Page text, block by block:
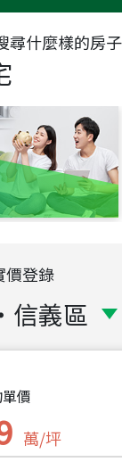
尋什麼樣的房
價登錄
信義區
價
萬/坪